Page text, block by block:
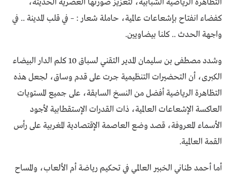
كفضاء انفتاح بإشعاعات عالمية، حاملة شعار : – في قلب المدينة .. في
واجهة الحدث .. كلنا بيضاويين.
وشدد مصطفى بن سليمان المدير التقني لسباق 10 كلم الدار البيضاء
الكبرى، أن التحضيرات التنظيمية جرت على قدم وساق، لجعل هذه
التظاهرة الرياضية أفضل من النسخ السابقة، على جميع المستويات
العاكسة الإشعاعات العالمية، ذات القدرات الإستقطابية لأجود
الأسماء المعروفة، قصد وضع العاصمة الإقتصادية المغربية على رأس
القمة العالمية.
أما أحمد طناني الخبير العالمي في تحكيم رياضة أم الألعاب، والمساح